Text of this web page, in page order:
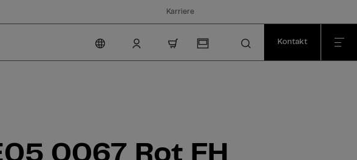
Karriere
Kontakt
0067 Rot FH